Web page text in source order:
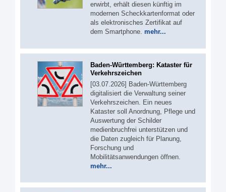
erwirbt, erhält diesen künftig im
modernen Scheckkartenformat oder
als elektronisches Zertifikat auf
dem Smartphone. mehr...
Baden-Württemberg: Kataster für
Verkehrszeichen
[03.07.2026] Baden-Württemberg
digitalisiert die Verwaltung seiner
Verkehrszeichen. Ein neues
Kataster soll Anordnung, Pflege und
Auswertung der Schilder
medienbruchfrei unterstützen und
die Daten zugleich für Planung,
Forschung und
Mobilitätsanwendungen öffnen.
mehr...